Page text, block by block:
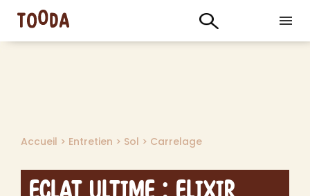
Accueil > Entretien > Sol > Carrelage
Eclat Ultime : Elixir